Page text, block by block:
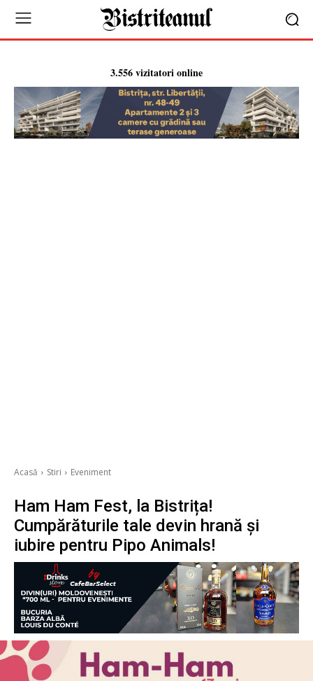
3.556 vizitatori online
Acasă Stiri Eveniment
Ham Ham Fest, la Bistrița!
Cumpărăturile tale devin hrană și
iubire pentru Pipo Animals!